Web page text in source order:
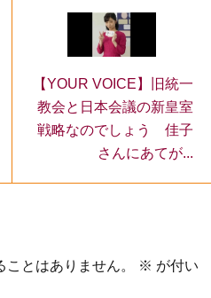
【YOUR VOICE】旧統一
教会と日本会議の新皇室
戦略なのでしょう 佳子
さんにあてが...
とはありません。 ※ が付い